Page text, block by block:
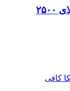
واردات خودروهای غیر آمریکایی بالای ۲۵۰۰
کافی